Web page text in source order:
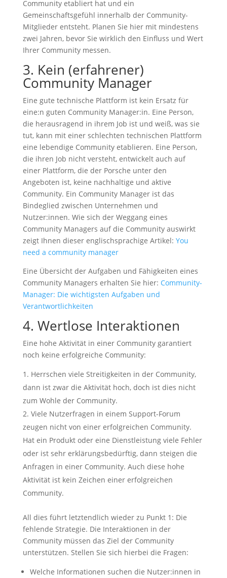
Community etabliert hat und ein
Gemeinschaftsgefühl innerhalb der Community-
Mitglieder entsteht. Planen Sie hier mit mindestens
zwei Jahren, bevor Sie wirklich den Einfluss und Wert
Ihrer Community messen.
3. Kein (erfahrener)
Community Manager
Eine gute technische Plattform ist kein Ersatz für
eine:n guten Community Manager:in. Eine Person,
die herausragend in ihrem Job ist und weiß, was sie
tut, kann mit einer schlechten technischen Plattform
eine lebendige Community etablieren. Eine Person,
die ihren Job nicht versteht, entwickelt auch auf
einer Plattform, die der Porsche unter den
Angeboten ist, keine nachhaltige und aktive
Community. Ein Community Manager ist das
Bindeglied zwischen Unternehmen und
Nutzer:innen. Wie sich der Weggang eines
Community Managers auf die Community auswirkt
zeigt Ihnen dieser englischsprachige Artikel: You
need a community manager
Eine Übersicht der Aufgaben und Fähigkeiten eines
Community Managers erhalten Sie hier: Community-
Manager: Die wichtigsten Aufgaben und
Verantwortlichkeiten
4. Wertlose Interaktionen
Eine hohe Aktivität in einer Community garantiert
noch keine erfolgreiche Community:
Herrschen viele Streitigkeiten in der Community,
dann ist zwar die Aktivität hoch, doch ist dies nicht
zum Wohle der Community.
Viele Nutzerfragen in einem Support-Forum
zeugen nicht von einer erfolgreichen Community.
Hat ein Produkt oder eine Dienstleistung viele Fehler
oder ist sehr erklärungsbedürftig, dann steigen die
Anfragen in einer Community. Auch diese hohe
Aktivität ist kein Zeichen einer erfolgreichen
Community.
All dies führt letztendlich wieder zu Punkt 1: Die
fehlende Strategie. Die Interaktionen in der
Community müssen das Ziel der Community
unterstützen. Stellen Sie sich hierbei die Fragen:
Welche Informationen suchen die Nutzer:innen in